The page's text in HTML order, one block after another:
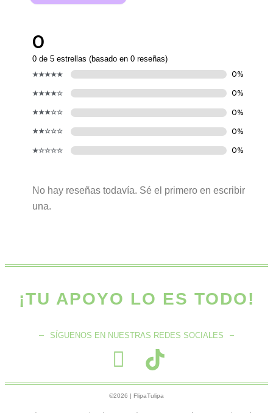
0
0 de 5 estrellas (basado en 0 reseñas)
No hay reseñas todavía. Sé el primero en escribir
una.
¡TU APOYO LO ES TODO!
SÍGUENOS EN NUESTRAS REDES SOCIALES
F
o
T
i
©2026 | FlipaTulipa